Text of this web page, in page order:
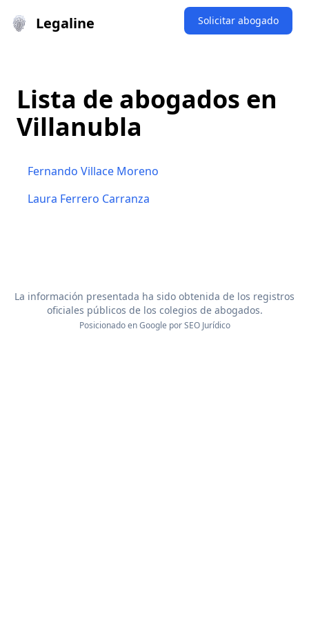
Legaline Solicitar abogado
Lista de abogados en
Villanubla
Fernando Villace Moreno
Laura Ferrero Carranza
La información presentada ha sido obtenida de los registros
oficiales públicos de los colegios de abogados.
Posicionado en Google porSEO Jurídico